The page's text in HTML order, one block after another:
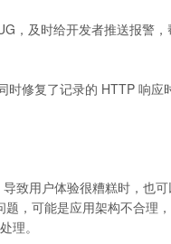
，及时给开发者推送报警
时修复了记录的 HTTP 响应
致用户体验很糟糕时，也
，可能是应用架构不合理
理。